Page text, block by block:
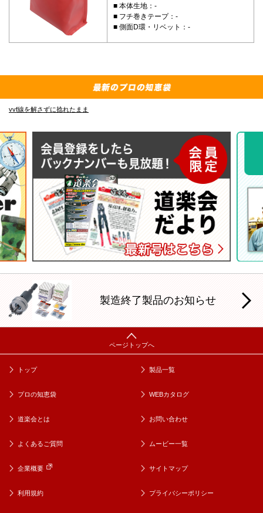
本体生地：-
フチ巻きテープ：-
側面D環・リベット：-
vvf線を解さずに捻れたまま
製造終了製品のお知らせ
トップ 製品一覧
プロの知恵袋 WEBカタログ
道楽会とは お問い合わせ
よくあるご質問 ムービー一覧
企業概要 サイトマップ
利用規約 プライバシーポリシー